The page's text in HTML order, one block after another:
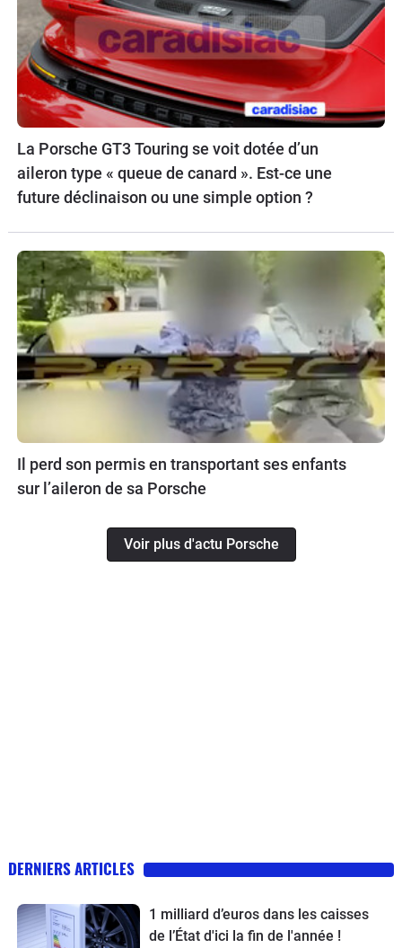
La Porsche GT3 Touring se voit dotée d’un
aileron type « queue de canard ». Est-ce une
future déclinaison ou une simple option ?
Il perd son permis en transportant ses enfants
sur l’aileron de sa Porsche
Voir plus d'actu Porsche
DERNIERS ARTICLES
1 milliard d’euros dans les caisses
de l’État d'ici la fin de l'année !